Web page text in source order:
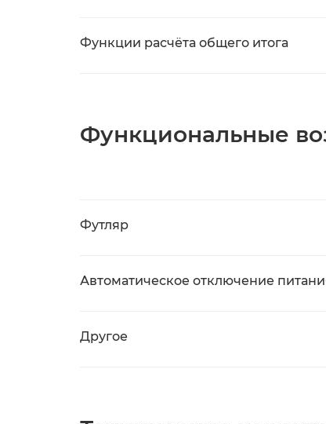
Функции расчёта общего итога
Функциональные
Футляр
Автоматическое отключение
Другое